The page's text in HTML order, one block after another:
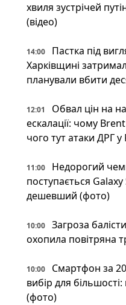
хвиля зустрічей
(відео)
14:00
Пастка під
Харківщині
планували вбити
12:01
Обвал цін на
ескалації: чому
чого тут атаки ДРГ
11:00
Недорогий
поступається
дешевший (фото)
10:00
Загроза
охопила повітряна
10:00
Смартфон за
вибір для
(фото)